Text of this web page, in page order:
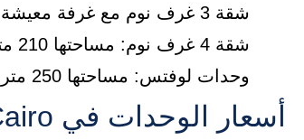
شقة 3 غرف نوم مع غرفة معيشة: مساحتها من 174 إلى 190 متر مربع.
شقة 4 غرف نوم: مساحتها 210 متر مربع.
وحدات لوفتس: مساحتها 250 متر مربع.
أسعار الوحدات في Lusail Residence New Cairo